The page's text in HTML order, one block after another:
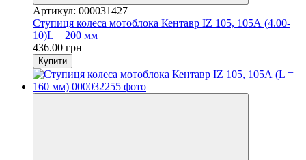
Артикул: 000031427
Ступиця колеса мотоблока Кентавр IZ 105, 105А (4.00-
10)L = 200 мм
436.00 грн
Купити